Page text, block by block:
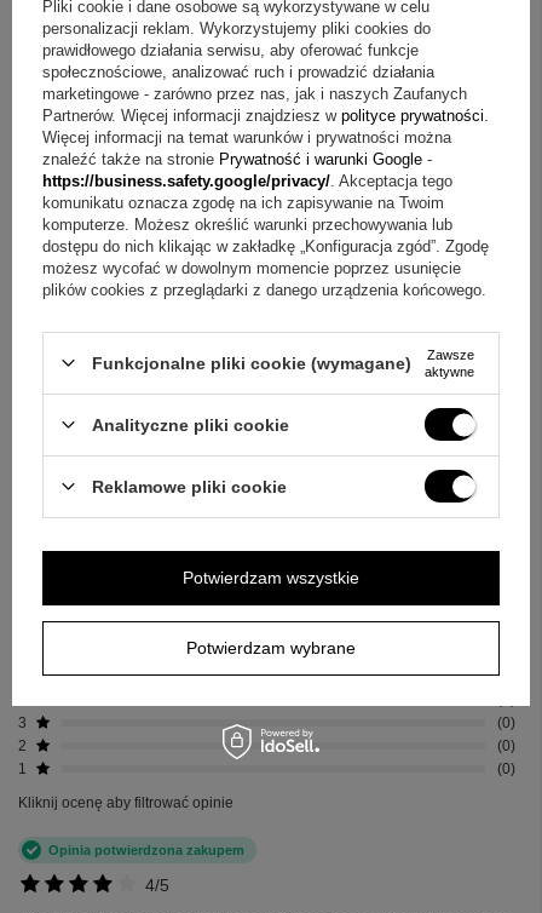
Pytanie
Wyślij
OPINIE
4.50
Liczba wystawionych opinii: 2
Napisz swoją opinię
50 pkt.
w naszym programie lojalnościowym.
3
0
2
0
1
0
Kliknij ocenę aby filtrować opinie
4/5
Opinia potwierdzona zakupem
Pliki cookie i dane osobowe są wykorzystywane w celu
personalizacji reklam. Wykorzystujemy pliki cookies do
prawidłowego działania serwisu, aby oferować funkcje
społecznościowe, analizować ruch i prowadzić działania
marketingowe - zarówno przez nas, jak i naszych Zaufanych
Partnerów. Więcej informacji znajdziesz w polityce prywatności
Więcej informacji na temat warunków i prywatności można
znaleźć także na stronie Prywatność i warunki Google -
https://business.safety.google/privacy/ . Akceptacja tego
komunikatu oznacza zgodę na ich zapisywanie na Twoim
komputerze. Możesz określić warunki przechowywania lub
dostępu do nich klikając w zakładkę „Konfiguracja zgód”. Zgodę
możesz wycofać w dowolnym momencie poprzez usunięcie
plików cookies z przeglądarki z danego urządzenia końcowego.
Funkcjonalne pliki cookie (wymagane)
Zawsze
aktywne
Analityczne pliki cookie
Reklamowe pliki cookie
Potwierdzam wybrane
Potwierdzam wszystkie